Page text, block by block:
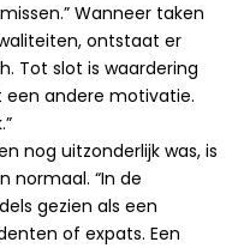
Wanneer taken
ontstaat er
Tot slot is waardering
een andere motivatie.
nog uitzonderlijk was, is
normaal. “In de
gezien als een
of expats. Een